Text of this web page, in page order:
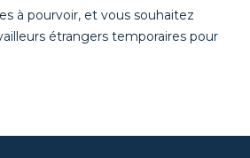
à pourvoir, et vous souhaitez
étrangers temporaires pour